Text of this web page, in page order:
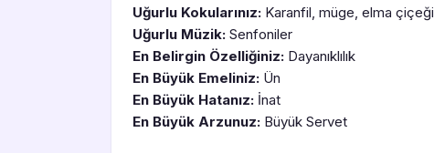
Uğurlu Kokularınız: Karanfil, müge, elma çiçeği
Uğurlu Müzik: Senfoniler
En Belirgin Özelliğiniz: Dayanıklılık
En Büyük Emeliniz: Ün
En Büyük Hatanız: İnat
En Büyük Arzunuz: Büyük Servet